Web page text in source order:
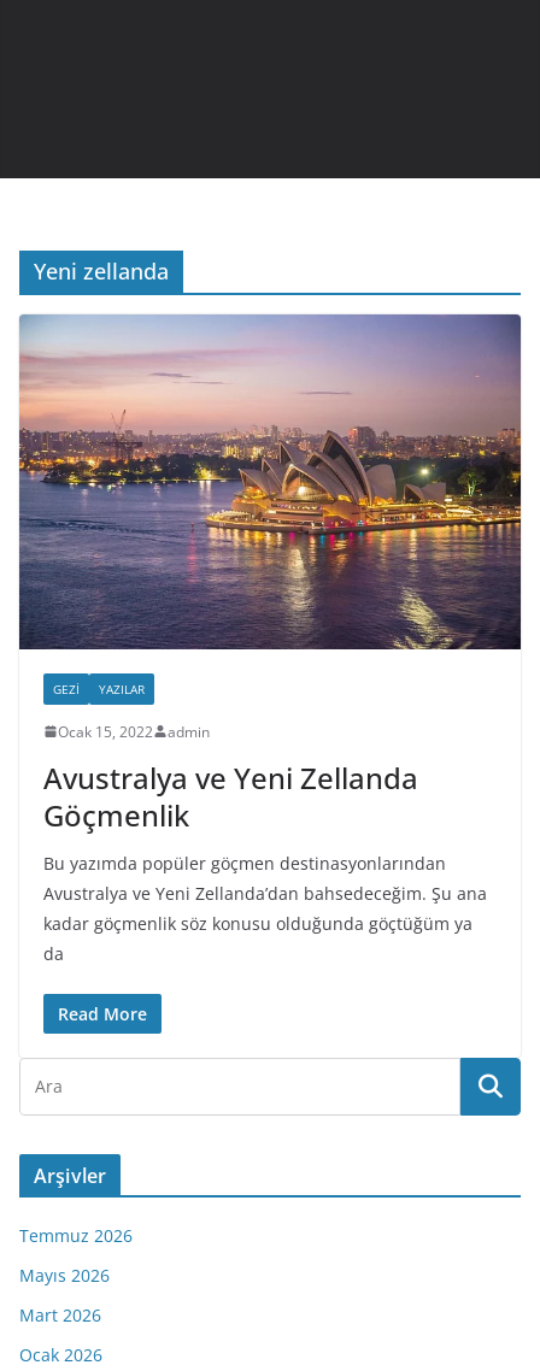
Yeni zellanda
GEZI YAZILAR
Ocak 15, 2022 admin
Avustralya ve Yeni Zellanda
Göçmenlik
Bu yazımda popüler göçmen destinasyonlarından
Avustralya ve Yeni Zellanda’dan bahsedeceğim. Şu ana
kadar göçmenlik söz konusu olduğunda göçtüğüm ya
da
Read More
Arşivler
Temmuz 2026
Mayıs 2026
Mart 2026
Ocak 2026